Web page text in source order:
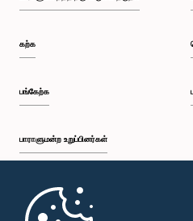
கற்க
பங்கேற்க
பாராளுமன்ற உறுப்பினர்கள்
முதற்பக்கம்